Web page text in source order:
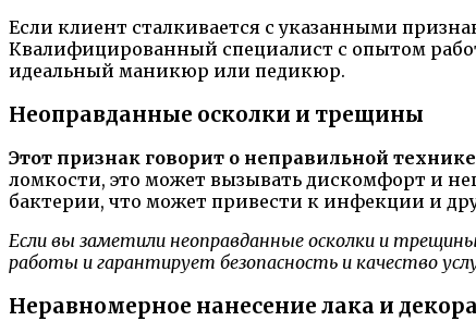
Если клиент сталкивается с указанными
Квалифицированный специалист с опытом
идеальный маникюр или педикюр.
Неоправданные осколки и трещины
Этот признак говорит о неправильной
ломкости, это может вызывать дискомфорт и
бактерии, что может привести к инфекции и
Если вы заметили неоправданные осколки и
работы и гарантирует безопасность и качество
Неравномерное нанесение лака и декора